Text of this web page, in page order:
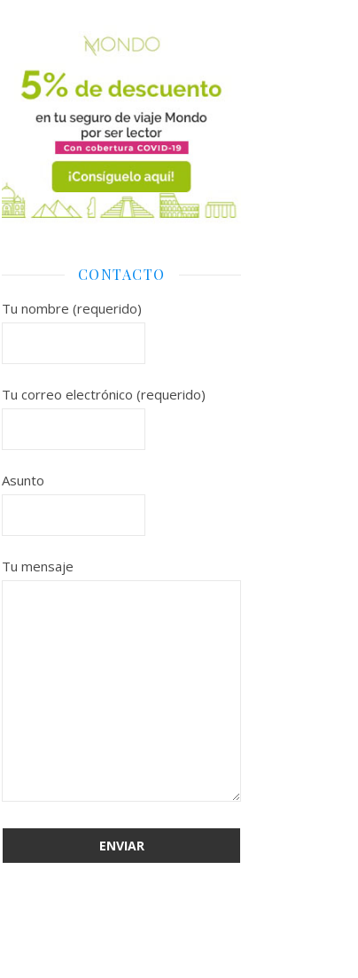
CONTACTO
Tu nombre (requerido)
Tu correo electrónico (requerido)
Asunto
Tu mensaje